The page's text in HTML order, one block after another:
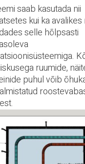
saab kasutada nii
kui ka avalikes
selle hõlpsasti
ruumide,
puhul võib